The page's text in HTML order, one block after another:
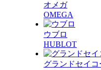
オメガ
OMEGA
ウブロ
HUBLOT
グランドセイコ